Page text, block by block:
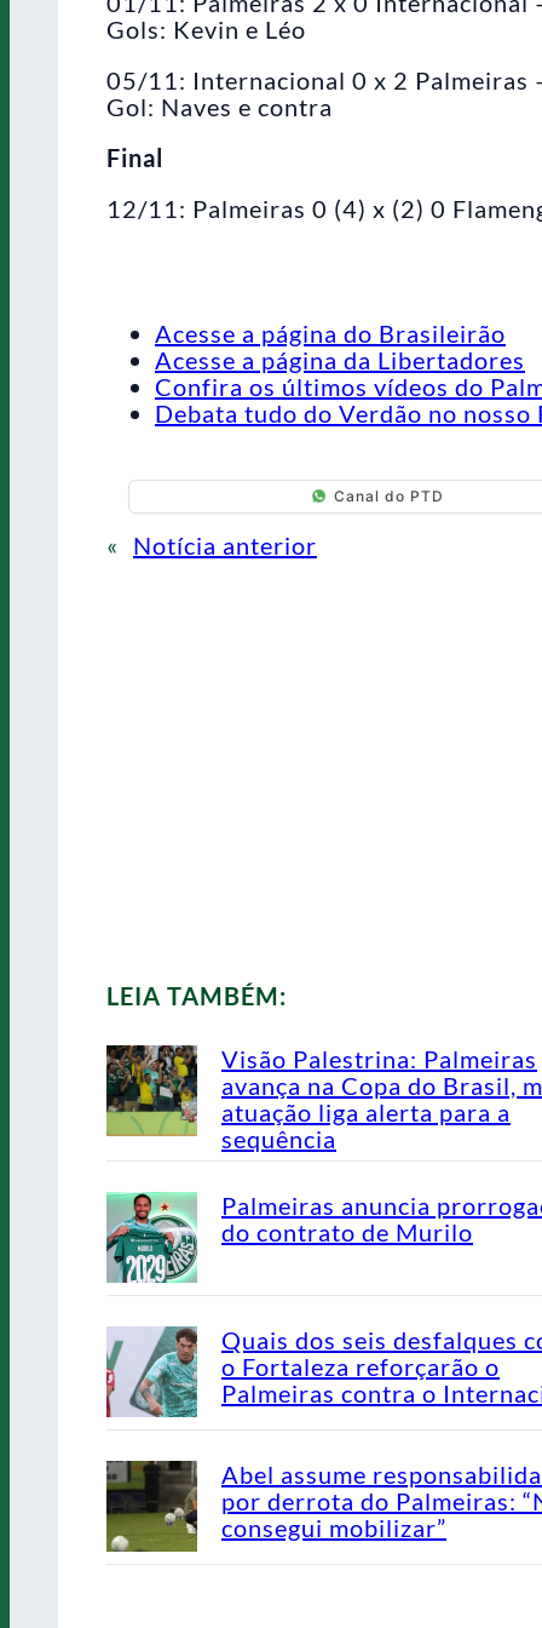
Gols: Kevin e Léo
05/11: Internacional 0 x 2 Palmeiras
Gol: Naves e contra
Final
12/11: Palmeiras 0 (4) x (2) 0
Acesse a página do Brasileirão
Acesse a página da Libertadores
Confira os últimos vídeos do
Debata tudo do Verdão no nosso
Canal do PTD
« Notícia anterior
LEIA TAMBÉM:
Visão Palestrina: Palmeiras
avança na Copa do Brasil,
atuação liga alerta para a
sequência
Palmeiras anuncia
do contrato de Murilo
Quais dos seis desfalques
o Fortaleza reforçarão o
Palmeiras contra o
Abel assume
por derrota do Palmeiras:
consegui mobilizar”